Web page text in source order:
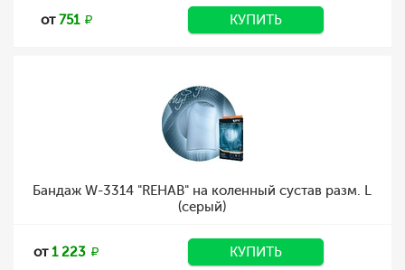
от751 КУПИТЬ
Бандаж W-3314 "REHAB" на коленный сустав разм. L
(серый)
от1 223 КУПИТЬ